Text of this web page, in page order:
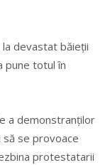
la devastat băieții
pune totul în
a demonstranților
să se provoace
protestatarii